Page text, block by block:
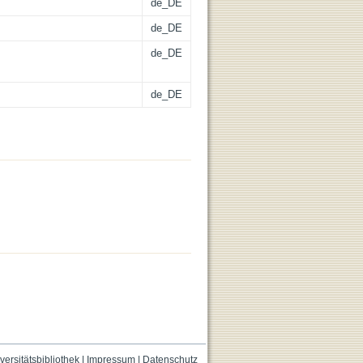
de_DE
de_DE
de_DE
de_DE
| Impressum| Datenschutz